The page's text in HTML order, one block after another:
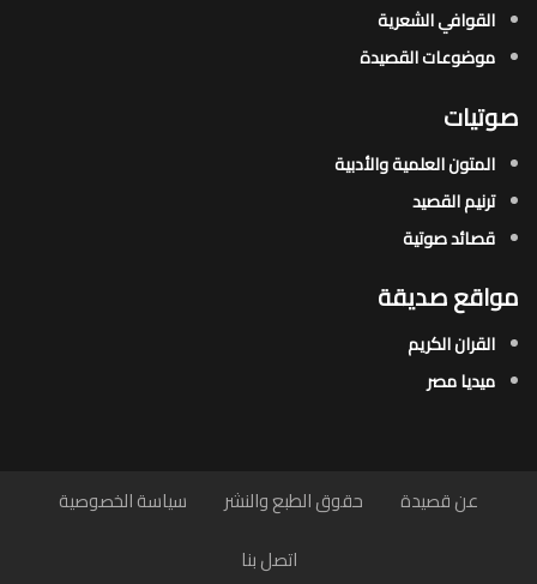
القوافي الشعرية​
موضوعات القصيدة​
صوتيات
المتون العلمية والأدبية
ترنيم القصيد
قصائد صوتية
مواقع صديقة
القران الكريم
ميديا مصر
عن قصيدة حقوق الطبع والنشر
سياسة الخصوصية
اتصل بنا